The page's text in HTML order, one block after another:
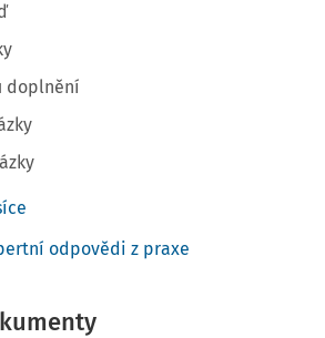
doplnění
odpovědi z praxe